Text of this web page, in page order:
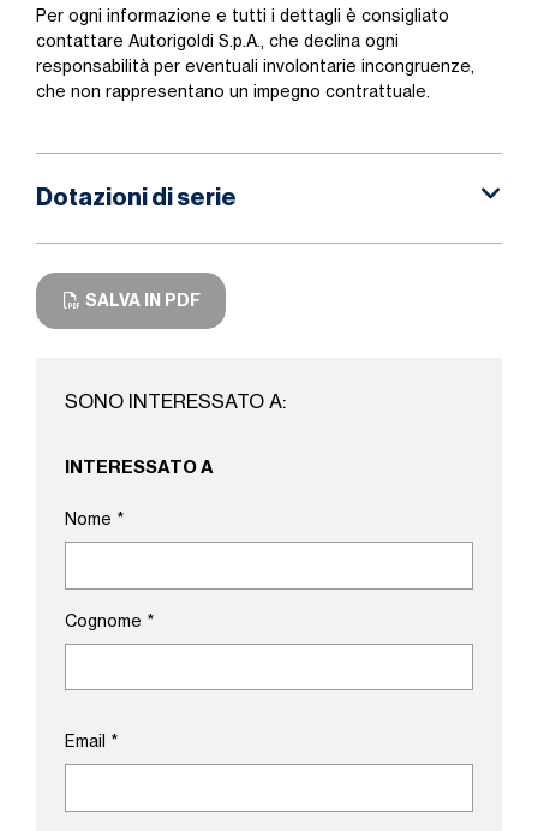
Per ogni informazione e tutti i dettagli è consigliato
contattare Autorigoldi S.p.A., che declina ogni
responsabilità per eventuali involontarie incongruenze,
che non rappresentano un impegno contrattuale.
Dotazioni di serie
SALVA IN PDF
SONO INTERESSATO A:
INTERESSATO A
Nome *
Cognome *
Email *